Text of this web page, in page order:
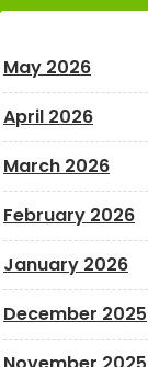
May 2026
April 2026
March 2026
February 2026
January 2026
December 2025